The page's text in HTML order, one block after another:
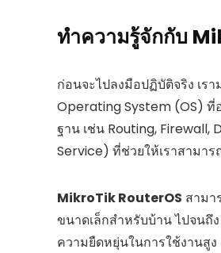
ทำความรู้จักกับ
ก่อนจะไปลงมือปฏิบัติจริง เร
Operating System (OS) ที่
ฐาน เช่น Routing, Firewall,
Service) ที่ช่วยให้เราสามา
MikroTik RouterOS สามา
ขนาดเล็กสำหรับบ้าน ไปจน
ความยืดหยุ่นในการใช้งานสูง